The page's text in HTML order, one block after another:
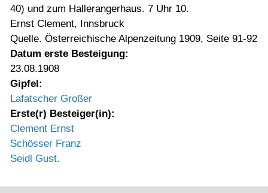
40) und zum Hallerangerhaus. 7 Uhr 10.
Ernst Clement, Innsbruck
Quelle. Österreichische Alpenzeitung 1909, Seite 91-92
Datum erste Besteigung:
23.08.1908
Gipfel:
Lafatscher Großer
Erste(r) Besteiger(in):
Clement Ernst
Schösser Franz
Seidl Gust.